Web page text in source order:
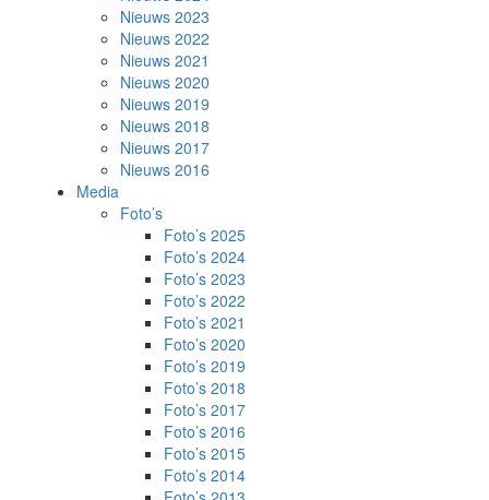
Nieuws 2023
Nieuws 2022
Nieuws 2021
Nieuws 2020
Nieuws 2019
Nieuws 2018
Nieuws 2017
Nieuws 2016
Media
Foto’s
Foto’s 2025
Foto’s 2024
Foto’s 2023
Foto’s 2022
Foto’s 2021
Foto’s 2020
Foto’s 2019
Foto’s 2018
Foto’s 2017
Foto’s 2016
Foto’s 2015
Foto’s 2014